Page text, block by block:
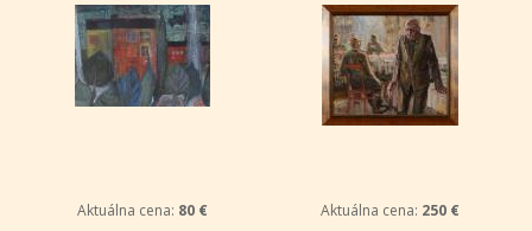
Aktuálna cena: 80 € Aktuálna cena: 250 €